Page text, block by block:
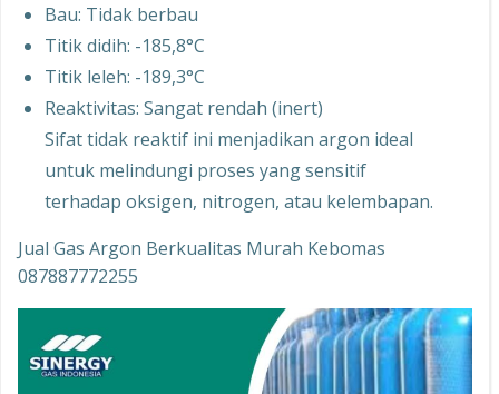
Bau: Tidak berbau
Titik didih: -185,8°C
Titik leleh: -189,3°C
Reaktivitas: Sangat rendah (inert)
Sifat tidak reaktif ini menjadikan argon ideal
untuk melindungi proses yang sensitif
terhadap oksigen, nitrogen, atau kelembapan.
Jual Gas Argon Berkualitas Murah Kebomas
087887772255